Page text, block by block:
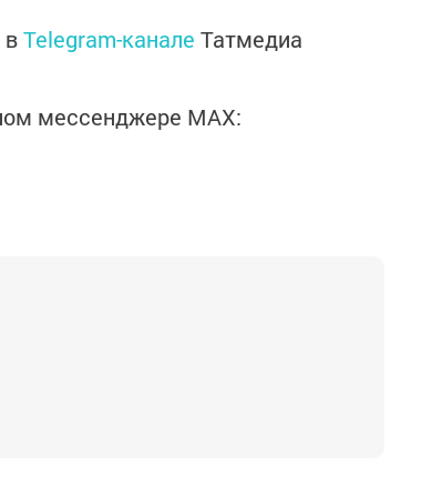
Telegram-канале Татмедиа
мессенджере MАХ: